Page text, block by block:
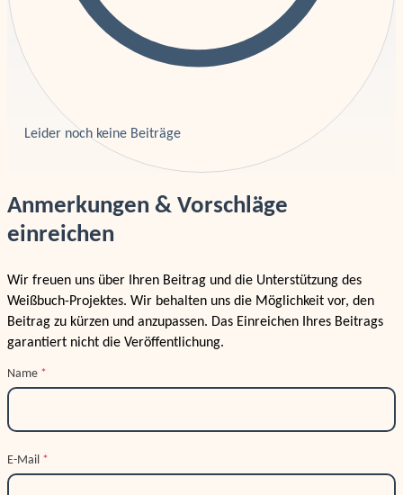
Leider noch keine Beiträge
Anmerkungen & Vorschläge
einreichen
Wir freuen uns über Ihren Beitrag und die Unterstützung des
Weißbuch-Projektes. Wir behalten uns die Möglichkeit vor, den
Beitrag zu kürzen und anzupassen. Das Einreichen Ihres Beitrags
garantiert nicht die Veröffentlichung.
Name *
E-Mail *